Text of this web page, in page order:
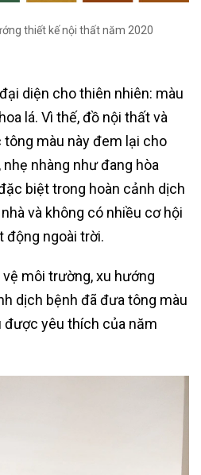
thiết kế nội thất năm 2020
diện cho thiên nhiên: màu
lá. Vì thế, đồ nội thất và
màu này đem lại cho
nhàng như đang hòa
biệt trong hoàn cảnh dịch
và không có nhiều cơ hội
động ngoài trời.
môi trường, xu hướng
dịch bệnh đã đưa tông màu
được yêu thích của năm